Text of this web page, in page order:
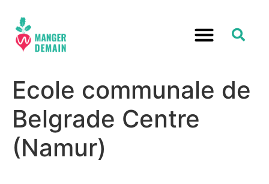
Ecole communale de
Belgrade Centre
(Namur)